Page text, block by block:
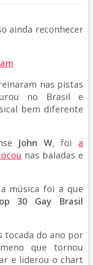
ainda reconhecer
nas pistas
no Brasil e
bem diferente
John W, foi a
nas baladas e
música foi a que
30 Gay Brasil
tocada do ano por
que tornou
e liderou o chart